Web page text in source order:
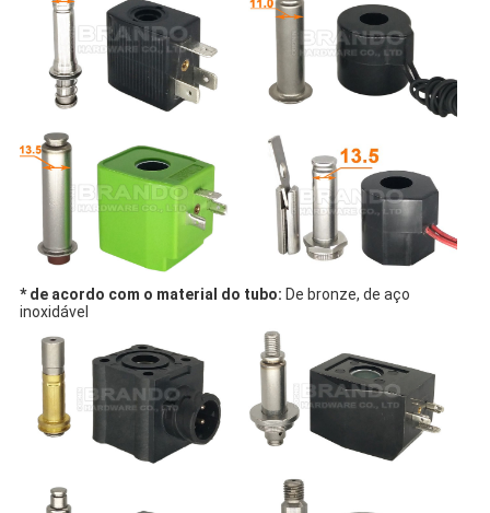
* de acordo com o material do tubo: De bronze, de aço
inoxidável